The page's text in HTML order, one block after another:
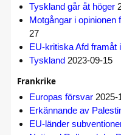
Tyskland går åt höger
Motgångar i opinionen
27
EU-kritiska Afd framåt
Tyskland 2023-09-15
Frankrike
Europas försvar 2025-
Erkännande av
EU-länder